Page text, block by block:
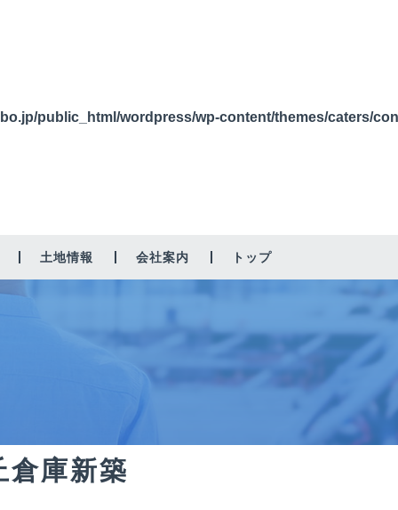
public_html/wordpress/wp-content/themes/caters/
土地情報 会社案内 トップ
庫新築